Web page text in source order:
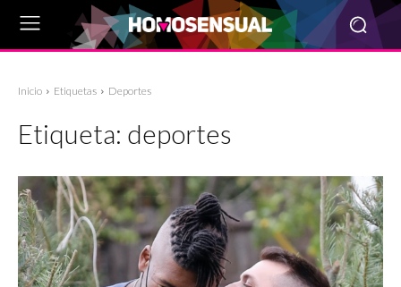
Inicio Etiquetas Deportes
Etiqueta: deportes